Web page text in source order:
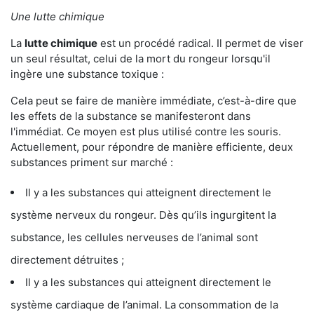
Une lutte chimique
La lutte chimique est un procédé radical. Il permet de viser
un seul résultat, celui de la mort du rongeur lorsqu'il
ingère une substance toxique :
Cela peut se faire de manière immédiate, c’est-à-dire que
les effets de la substance se manifesteront dans
l'immédiat. Ce moyen est plus utilisé contre les souris.
Actuellement, pour répondre de manière efficiente, deux
substances priment sur marché :
Il y a les substances qui atteignent directement le
système nerveux du rongeur. Dès qu’ils ingurgitent la
substance, les cellules nerveuses de l’animal sont
directement détruites ;
Il y a les substances qui atteignent directement le
système cardiaque de l’animal. La consommation de la